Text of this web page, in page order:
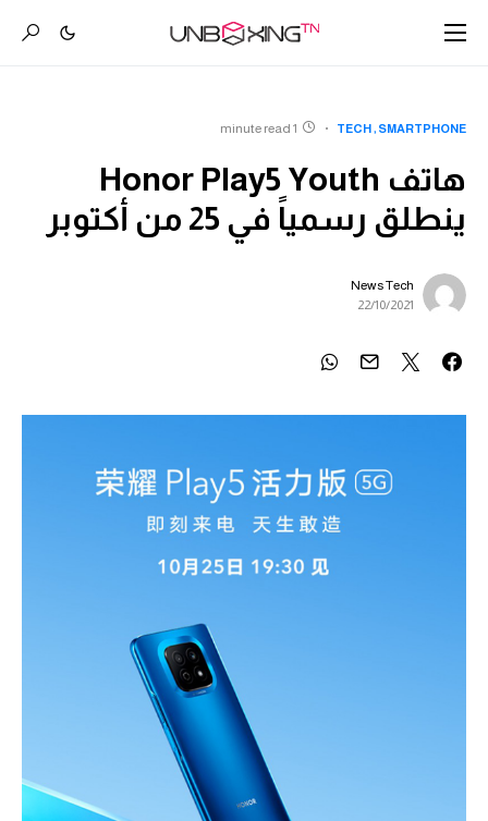
SMARTPHONE
TECH
1 minute read
هاتف Honor Play5 Youth
ينطلق رسمياً في 25 من أكتوبر
News Tech
22/10/2021